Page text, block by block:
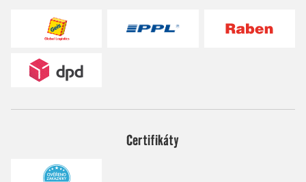
Certifikáty